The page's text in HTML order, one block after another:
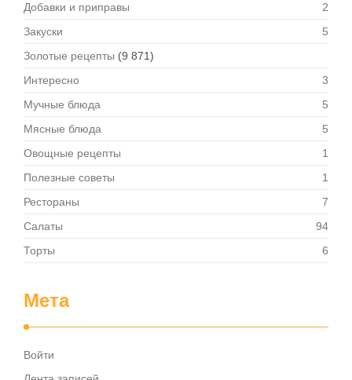
Добавки и приправы
2
Закуски
5
Золотые рецепты (9 871)
Интересно
3
Мучные блюда
5
Мясные блюда
5
Овощные рецепты
1
Полезные советы
1
Рестораны
7
Салаты
94
Торты
6
Мета
Войти